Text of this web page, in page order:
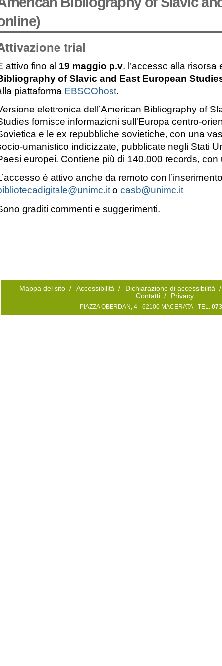
trial
attivo fino al 19 maggio p.v. l’accesso alla risorsa
of Slavic and East European
piattaforma EBSCOhost.
elettronica dell’American Bibliography of
fornisce informazioni sull'Europa centro-
e le ex repubbliche sovietiche, con una
umanistico indicizzate, pubblicate negli Stati
europei. Contiene più di 140.000 records,
è attivo anche da remoto con
o casb@unimc.it
graditi commenti e suggerimenti.
Mappa del sito / Accessibilità / Dichiarazione di accessibilità /
Contatti / Privacy
PIAZZA OBERDAN, 4 - 62100 MACERATA - TEL.